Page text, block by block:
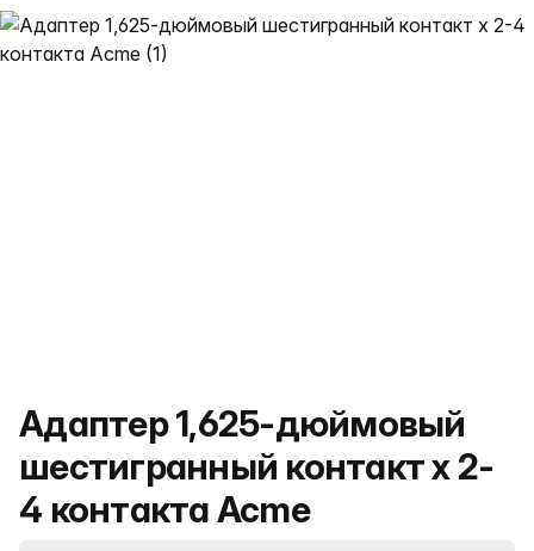
Название продукта
Адаптер 1,625-дюймовый
шестигранный контакт x 2-
4 контакта Acme